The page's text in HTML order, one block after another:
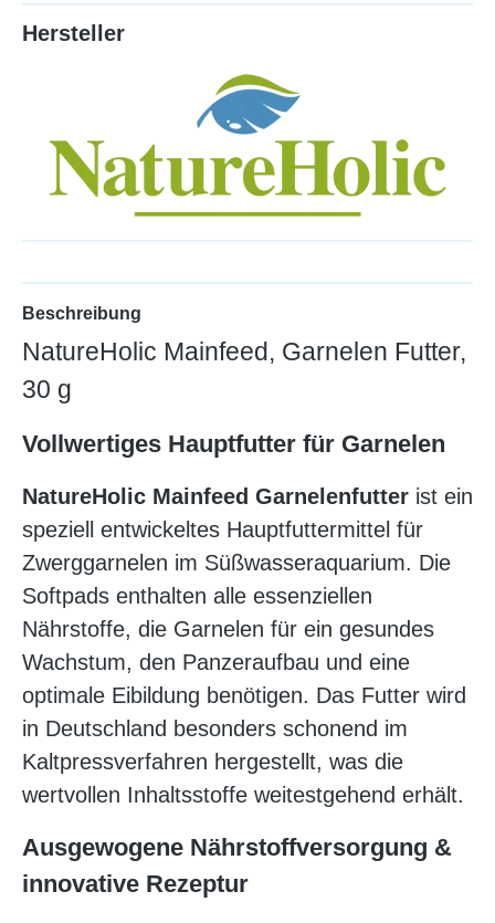
Hersteller
Beschreibung
NatureHolic Mainfeed, Garnelen Futter,
30 g
Vollwertiges Hauptfutter für Garnelen
NatureHolic Mainfeed Garnelenfutter ist ein
speziell entwickeltes Hauptfuttermittel für
Zwerggarnelen im Süßwasseraquarium. Die
Softpads enthalten alle essenziellen
Nährstoffe, die Garnelen für ein gesundes
Wachstum, den Panzeraufbau und eine
optimale Eibildung benötigen. Das Futter wird
in Deutschland besonders schonend im
Kaltpressverfahren hergestellt, was die
wertvollen Inhaltsstoffe weitestgehend erhält.
Ausgewogene Nährstoffversorgung &
innovative Rezeptur